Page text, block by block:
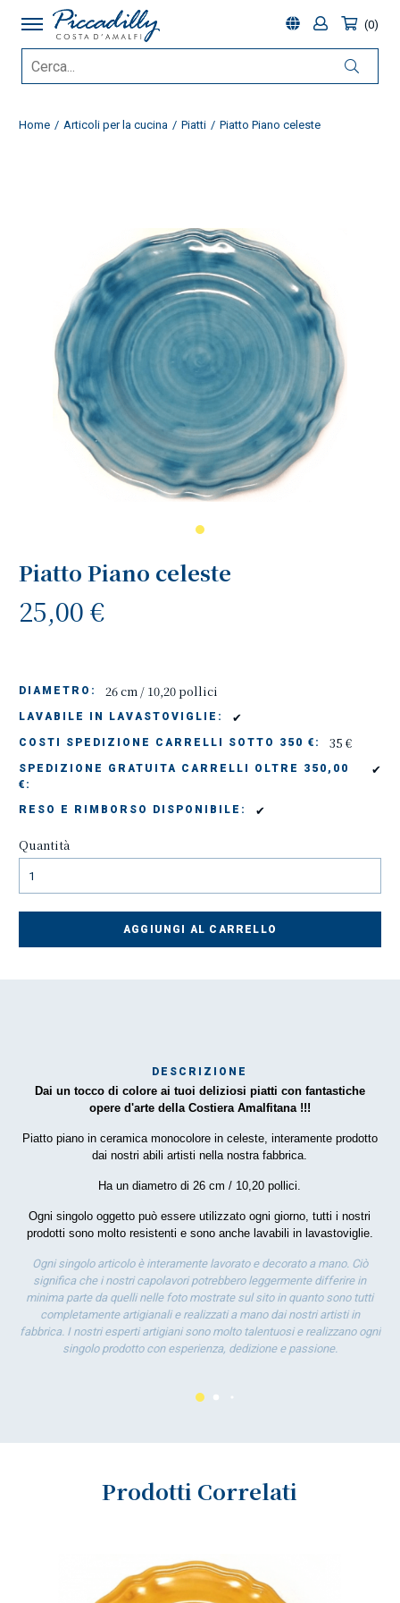
0
Home Articoli per la cucina Piatti Piatto Piano celeste
Piatto Piano celeste
25,00 €
DIAMETRO: 26 cm / 10,20 pollici
LAVABILE IN LAVASTOVIGLIE: ✔
COSTI SPEDIZIONE CARRELLI SOTTO 350 €: 35 €
SPEDIZIONE GRATUITA CARRELLI OLTRE 350,00
€:
✔
RESO E RIMBORSO DISPONIBILE: ✔
Quantità
AGGIUNGI AL CARRELLO
DESCRIZIONE
Dai un tocco di colore ai tuoi deliziosi piatti con fantastiche
opere d'arte della Costiera Amalfitana !!!
Piatto piano in ceramica monocolore in celeste, interamente prodotto
dai nostri abili artisti nella nostra fabbrica.
Ha un diametro di 26 cm / 10,20 pollici.
Ogni singolo oggetto può essere utilizzato ogni giorno, tutti i nostri
prodotti sono molto resistenti e sono anche lavabili in lavastoviglie.
Ogni singolo articolo è interamente lavorato e decorato a mano. Ciò
significa che i nostri capolavori potrebbero leggermente differire in
minima parte da quelli nelle foto mostrate sul sito in quanto sono tutti
completamente artigianali e realizzati a mano dai nostri artisti in
fabbrica. I nostri esperti artigiani sono molto talentuosi e realizzano ogni
singolo prodotto con esperienza, dedizione e passione.
Prodotti Correlati